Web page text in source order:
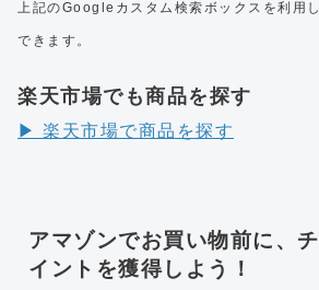
上記のGoogleカスタム検索ボックスを利用し
できます。
楽天市場でも商品を探す
▶︎ 楽天市場で商品を探す
アマゾンでお買い物前に、
イントを獲得しよう！